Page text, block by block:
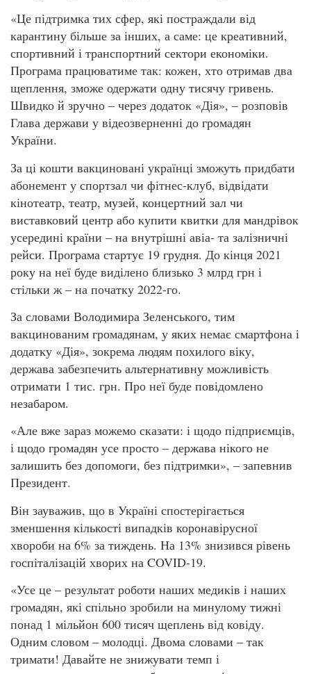
«Це підтримка тих сфер, які постраждали від
карантину більше за інших, а саме: це креативний,
спортивний і транспортний сектори економіки.
Програма працюватиме так: кожен, хто отримав два
щеплення, зможе одержати одну тисячу гривень.
Швидко й зручно – через додаток «Дія», – розповів
Глава держави у відеозверненні до громадян
України.
За ці кошти вакциновані українці зможуть придбати
абонемент у спортзал чи фітнес-клуб, відвідати
кінотеатр, театр, музей, концертний зал чи
виставковий центр або купити квитки для мандрівок
усередині країни – на внутрішні авіа- та залізничні
рейси. Програма стартує 19 грудня. До кінця 2021
року на неї буде виділено близько 3 млрд грн і
стільки ж – на початку 2022-го.
За словами Володимира Зеленського, тим
вакцинованим громадянам, у яких немає смартфона і
додатку «Дія», зокрема людям похилого віку,
держава забезпечить альтернативну можливість
отримати 1 тис. грн. Про неї буде повідомлено
незабаром.
«Але вже зараз можемо сказати: і щодо підприємців,
і щодо громадян усе просто – держава нікого не
залишить без допомоги, без підтримки», – запевнив
Президент.
Він зауважив, що в Україні спостерігається
зменшення кількості випадків коронавірусної
хвороби на 6% за тиждень. На 13% знизився рівень
госпіталізацій хворих на COVID-19.
«Усе це – результат роботи наших медиків і наших
громадян, які спільно зробили на минулому тижні
понад 1 мільйон 600 тисяч щеплень від ковіду.
Одним словом – молодці. Двома словами – так
тримати! Давайте не знижувати темп і